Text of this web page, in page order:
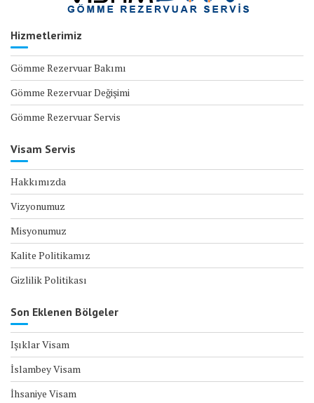
Hizmetlerimiz
Gömme Rezervuar Bakımı
Gömme Rezervuar Değişimi
Gömme Rezervuar Servis
Visam Servis
Hakkımızda
Vizyonumuz
Misyonumuz
Kalite Politikamız
Gizlilik Politikası
Son Eklenen Bölgeler
Işıklar Visam
İslambey Visam
İhsaniye Visam